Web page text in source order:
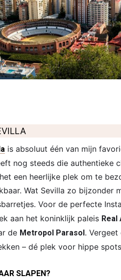
is absoluut één van mijn
nog steeds die authentieke
een heerlijke plek om te
Wat Sevilla zo bijzonder
Voor de perfecte
aan het koninklijk paleis Real
de Metropol Parasol.
– dé plek voor hippe
SLAPEN?